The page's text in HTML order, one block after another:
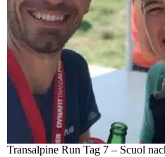
Transalpine Run Tag 7 – Scuol